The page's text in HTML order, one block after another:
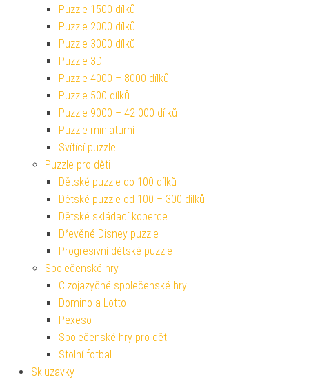
Puzzle 1500 dílků
Puzzle 2000 dílků
Puzzle 3000 dílků
Puzzle 3D
Puzzle 4000 – 8000 dílků
Puzzle 500 dílků
Puzzle 9000 – 42 000 dílků
Puzzle miniaturní
Svítící puzzle
Puzzle pro děti
Dětské puzzle do 100 dílků
Dětské puzzle od 100 – 300 dílků
Dětské skládací koberce
Dřevěné Disney puzzle
Progresivní dětské puzzle
Společenské hry
Cizojazyčné společenské hry
Domino a Lotto
Pexeso
Společenské hry pro děti
Stolní fotbal
Skluzavky